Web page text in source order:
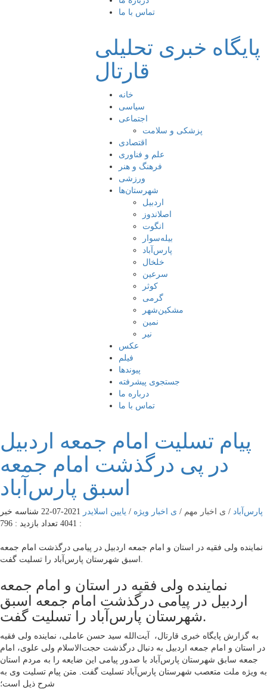
تماس با ما
پایگاه خبری تحلیلی
قارتال
خانه
سیاسی
اجتماعی
پزشکی و سلامت
اقتصادی
علم و فناوری
فرهنگ و هنر
ورزشی
شهرستان‌ها
اردبیل
اصلاندوز
انگوت
بیله‌سوار
پارس‌آباد
خلخال
سرعین
کوثر
گرمی
مشکین‌شهر
نمین
نیر
عکس
فیلم
پیوندها
جستجوی پیشرفته
درباره ما
تماس با ما
پیام تسلیت امام جمعه اردبیل
در پی درگذشت امام جمعه
اسبق پارس‌آباد
پارس‌آباد / ی اخبار مهم / ی اخبار ویژه / یایین اسلایدر 2021-07-22
شناسه خبر
: 4041
تعداد بازدید : 796
نماینده ولی فقیه در استان و امام جمعه اردبیل در پیامی درگذشت امام جمعه
نماینده ولی فقیه در استان و امام جمعه
اردبیل در پیامی درگذشت امام جمعه اسبق
شهرستان پارس‌آباد را تسلیت گفت.
به گزارش پایگاه خبری قارتال، آیت‌الله سید حسن عاملی، نماینده ولی فقیه
در استان و امام جمعه اردبیل به دنبال درگذشت حجت‌الاسلام ولی علوی، امام
جمعه سابق شهرستان پارس‌آباد با صدور پیامی این ضایعه را به مردم استان
به ویژه ملت متعصب شهرستان پارس‌آباد تسلیت گفت. متن پیام تسلیت وی به
شرح ذیل است؛